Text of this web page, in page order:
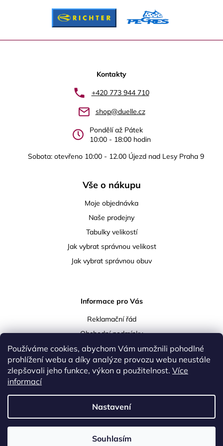
Používáme cookies, abychom Vám umožnili pohodlné
prohlížení webu a díky analýze provozu webu neustále
zlepšovali jeho funkce, výkon a použitelnost. Více
informací
Nastavení
Souhlasím
p
s
u
Z
Kontakty
+420 773 944 710
shop@duelle.cz
Pondělí až Pátek
10:00 - 18:00 hodin
Sobota: otevřeno 10:00 - 12.00 Újezd nad Lesy Praha 9
Vše o nákupu
Moje objednávka
Naše prodejny
Tabulky velikostí
Jak vybrat správnou velikost
Jak vybrat správnou obuv
Informace pro Vás
Reklamační řád
Obchodní podmínky
Podmínky ochrany osobních údajů
Doprava a platba
Vrácení a reklamace zboží
Lukáš Koula| Vytvořil Shoptet